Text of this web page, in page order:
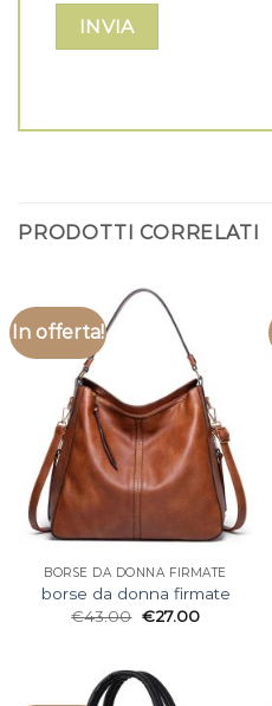
PRODOTTI CORRELATI
In offerta!
BORSE DA DONNA FIRMATE
borse da donna firmate
€43.00 €27.00